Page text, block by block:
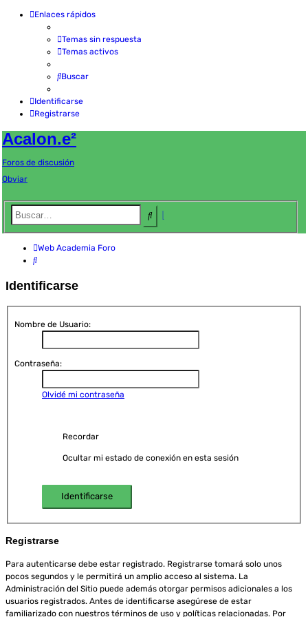
Enlaces rápidos
Temas sin respuesta
Temas activos
Buscar
Identificarse
Registrarse
Acalon.e²
Foros de discusión
Obviar
Buscar
Web Academia Foro
Buscar
Identificarse
Nombre de Usuario:
Contraseña:
Olvidé mi contraseña
Recordar
Ocultar mi estado de conexión en esta sesión
Registrarse
Para autenticarse debe estar registrado. Registrarse tomará solo unos
pocos segundos y le permitirá un amplio acceso al sistema. La
Administración del Sitio puede además otorgar permisos adicionales a los
usuarios registrados. Antes de identificarse asegúrese de estar
familiarizado con nuestros términos de uso y políticas relacionadas. Por